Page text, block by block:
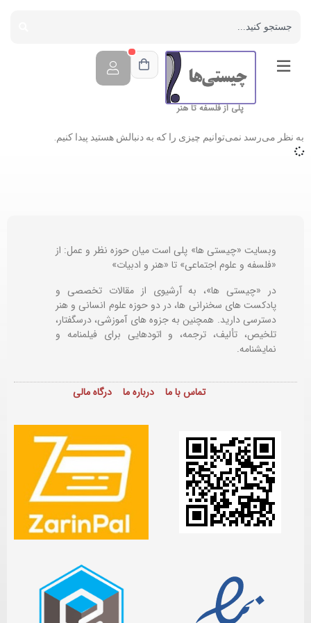
پلی از فلسفه تا هنر
به نظر می‌رسد نمی‌توانیم چیزی را که به دنبالش هستید پیدا کنیم.
وبسایت «چیستی ها» پلی است میان حوزه نظر و عمل: از
«فلسفه و علوم اجتماعی» تا «هنر و ادبیات»
در «چیستی ها»، به آرشیوی از مقالات تخصصی و
پادکست های سخنرانی ها، در دو حوزه علوم انسانی و هنر
دسترسی دارید. همچنین به جزوه های آموزشی، درسگفتار،
تلخیص، تألیف، ترجمه، و اتودهایی برایفیلمنامه و
نمایشنامه.
تماس با ما درباره ما درگاه مالی